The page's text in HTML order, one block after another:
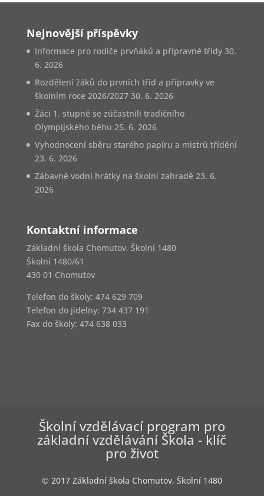
Nejnovější příspěvky
Informace pro rodiče prvňáků a přípravné třídy 30.
6. 2026
Rozdělení žáků do prvních tříd a přípravky ve
školním roce 2026/2027 30. 6. 2026
Žáci 1. stupně se zúčastnili tradičního
Olympijského běhu 25. 6. 2026
Vyhodnocení sběru starého papíru a mistrů třídění
23. 6. 2026
Zábavné vodní hrátky na školní zahradě 23. 6.
2026
Kontaktní informace
Základní škola Chomutov, Školní 1480
Školní 1480/61
430 01 Chomutov
Telefon do školy: 474 629 709
Telefon do jídelny: 734 437 191
Fax do školy: 474 638 033
Školní vzdělávací program pro
základní vzdělávání Škola - klíč
pro život
© 2017 Základní škola Chomutov, Školní 1480